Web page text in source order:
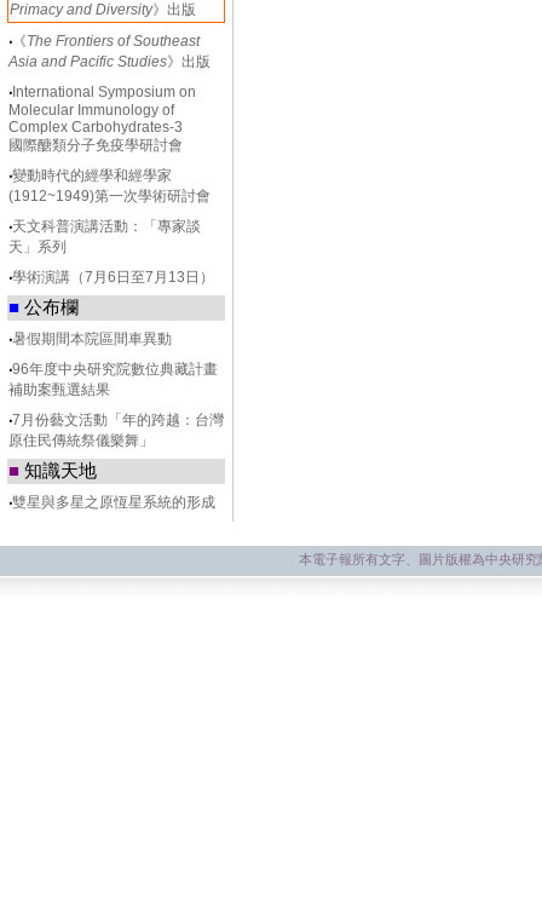
Primacy and Diversity》出版
‧ 《The Frontiers of Southeast
Asia and Pacific Studies》出版
‧ International Symposium on
Molecular Immunology of
Complex Carbohydrates-3
國際醣類分子免疫學研討會
‧變動時代的經學和經學家
(1912~1949)第一次學術研討會
‧天文科普演講活動：「專家談
天」系列
‧學術演講（7月6日至7月13日）
■ 公布欄
‧暑假期間本院區間車異動
‧96年度中央研究院數位典藏計畫
補助案甄選結果
‧7月份藝文活動「年的跨越：台灣
原住民傳統祭儀樂舞」
■ 知識天地
‧雙星與多星之原恆星系統的形成
本電子報所有文字、圖片版權為中央研